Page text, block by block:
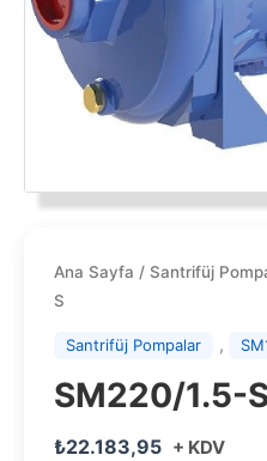
Ana Sayfa / Santrifüj
S
Santrifüj Pompalar ,
SM220/1.5-
₺22.183,95 + KDV